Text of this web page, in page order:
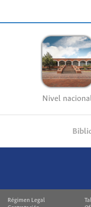
Nivel
Régimen Legal